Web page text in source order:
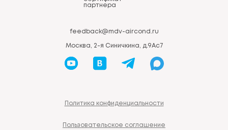
партнера
feedback@mdv-aircond.ru
Москва, 2-я Синичкина, д.9Ас7
Политика конфиденциальности
Пользовательское соглашение